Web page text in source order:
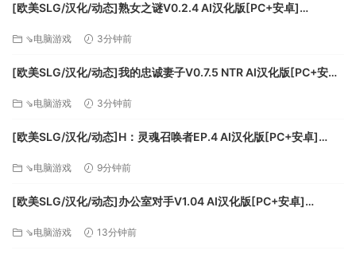
￭玩家自訂一機1~4人同樂，11位各懷鬼胎的主公及不同的地圖
過關條件豐富耐玩！
[欧美SLG/汉化/动态]熟女之谜V0.2.4 AI汉化版[PC+安卓]
⇘电脑游戏 3分钟前
[欧美SLG/汉化/动态]我的忠诚妻子V0.7.5 NTR AI汉化版[PC+安卓]
⇘电脑游戏 3分钟前
[欧美SLG/汉化/动态]H：灵魂召唤者EP.4 AI汉化版[PC+安卓]
⇘电脑游戏 9分钟前
[欧美SLG/汉化/动态]办公室对手V1.04 AI汉化版[PC+安卓]
⇘电脑游戏 13分钟前